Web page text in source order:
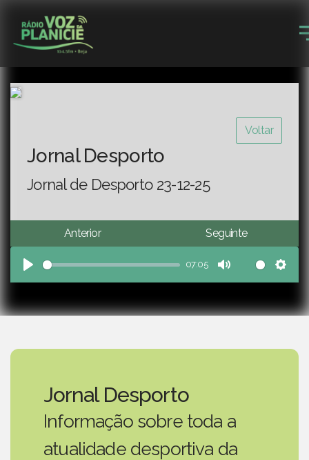
Voltar
Jornal Desporto
Jornal de Desporto 23-12-25
Anterior Seguinte
Play
07:05
Mute
Jornal Desporto
Informação sobre toda a
atualidade desportiva da